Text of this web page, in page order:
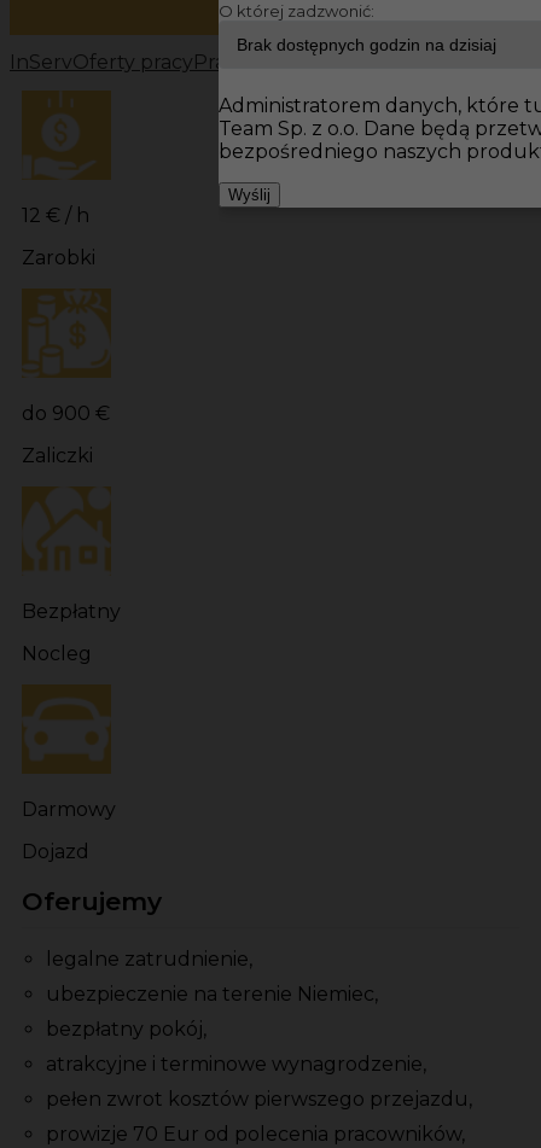
InServOferty pracy Prace wykończeniowe Niemcy
12 € / h
Zarobki
do 900 €
Zaliczki
Bezpłatny
Nocleg
Darmowy
Dojazd
Oferujemy
legalne zatrudnienie,
ubezpieczenie na terenie Niemiec,
bezpłatny pokój,
atrakcyjne i terminowe wynagrodzenie,
pełen zwrot kosztów pierwszego przejazdu,
prowizje 70 Eur od polecenia pracowników,
O której zadzwonić:
Administratorem danych, które
Team Sp. z o.o. Dane będą
bezpośredniego naszych
Wyślij